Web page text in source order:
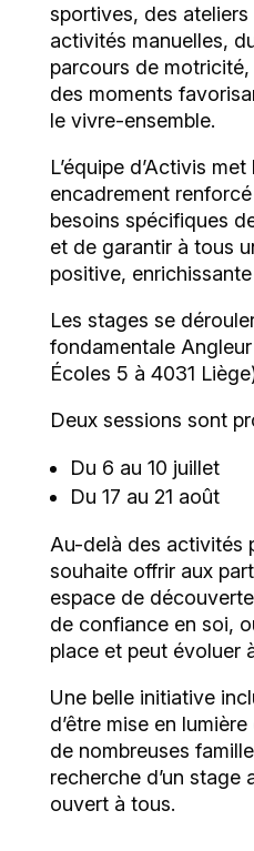
sportives, des ateliers
activités manuelles,
parcours de
des moments
le vivre-ensemble.
L’équipe d’Activis
encadrement
besoins spécifiques
et de garantir à tous
positive,
Les stages se
fondamentale
Écoles 5 à 4031
Deux sessions sont
Du 6 au 10 juillet
Du 17 au 21 août
Au-delà des activités
souhaite offrir aux
espace de
de confiance en soi,
place et peut évoluer
Une belle initiative
d’être mise en
de nombreuses
recherche d’un stage
ouvert à tous.